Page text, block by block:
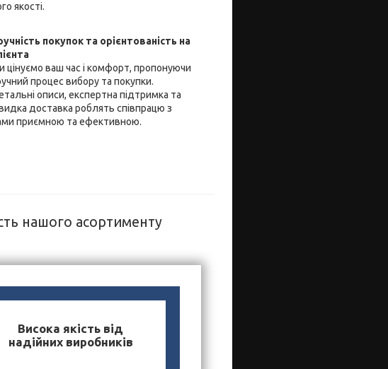
якості.
покупок та орієнтованість на
цінуємо ваш час і комфорт, пропонуючи
процес вибору та покупки.
описи, експертна підтримка та
доставка роблять співпрацю з
приємною та ефективною.
нашого асортименту
Висока якість від
надійних виробників